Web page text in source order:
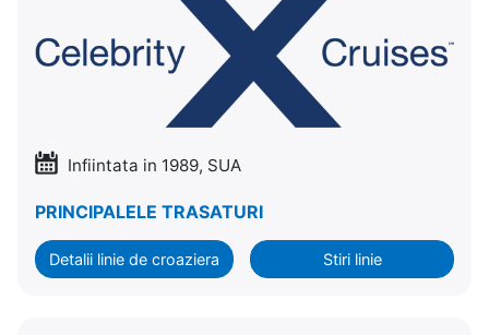
Infiintata in 1989, SUA
PRINCIPALELE TRASATURI
Detalii linie de croaziera Stiri linie